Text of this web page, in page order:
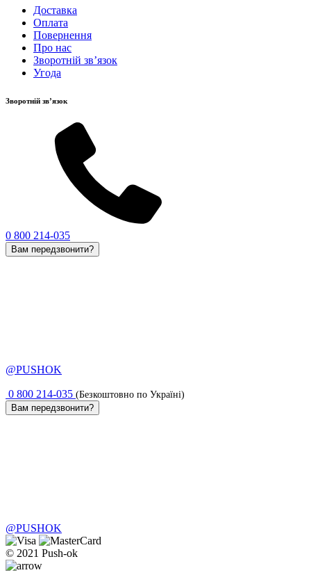
Доставка
Оплата
Повернення
Про нас
Зворотній зв’язок
Угода
Зворотній зв’язок
0 800 214-035
Вам передзвонити?
@PUSHOK
0 800 214-035 (Безкоштовно по Україні)
Вам передзвонити?
@PUSHOK
© 2021 Push-ok